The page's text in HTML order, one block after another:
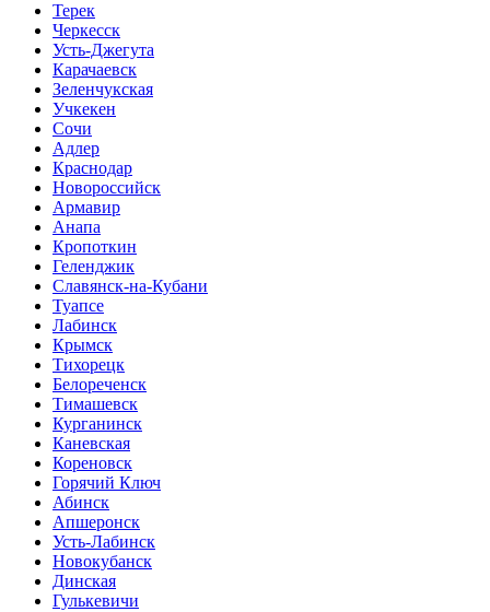
Терек
Черкесск
Усть-Джегута
Карачаевск
Зеленчукская
Учкекен
Сочи
Адлер
Краснодар
Новороссийск
Армавир
Анапа
Кропоткин
Геленджик
Славянск-на-Кубани
Туапсе
Лабинск
Крымск
Тихорецк
Белореченск
Тимашевск
Курганинск
Каневская
Кореновск
Горячий Ключ
Абинск
Апшеронск
Усть-Лабинск
Новокубанск
Динская
Гулькевичи